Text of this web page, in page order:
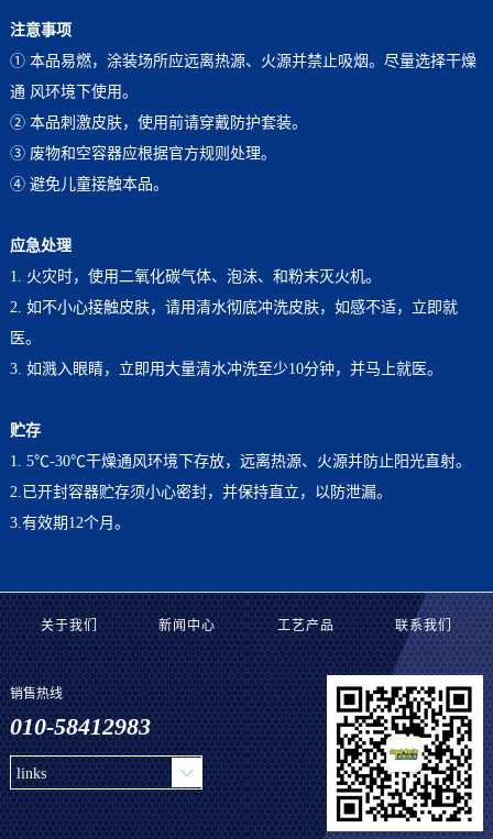
注意事项
① 本品易燃，涂装场所应远离热源、火源并禁止吸烟。尽量选择干燥
通 风环境下使用。
② 本品刺激皮肤，使用前请穿戴防护套装。
③ 废物和空容器应根据官方规则处理。
④ 避免儿童接触本品。
应急处理
1. 火灾时，使用二氧化碳气体、泡沫、和粉末灭火机。
2. 如不小心接触皮肤，请用清水彻底冲洗皮肤，如感不适，立即就
医。
3. 如溅入眼睛，立即用大量清水冲洗至少10分钟，并马上就医。
贮存
1. 5℃-30℃干燥通风环境下存放，远离热源、火源并防止阳光直射。
2.已开封容器贮存须小心密封，并保持直立，以防泄漏。
3.有效期12个月。
关于我们 新闻中心 工艺产品 联系我们
销售热线
010-58412983
links